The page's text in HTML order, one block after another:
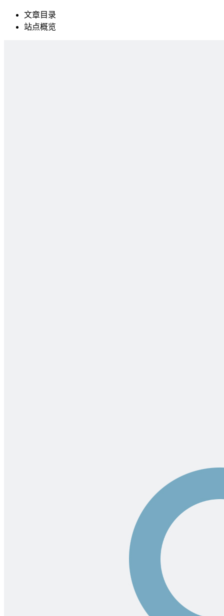
文章目录
站点概览